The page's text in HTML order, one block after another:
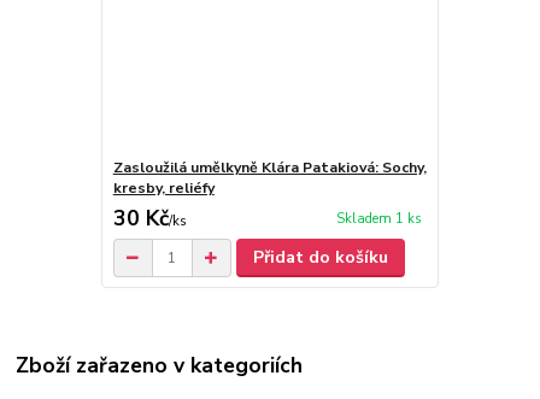
Zasloužilá umělkyně Klára Patakiová: Sochy,
kresby, reliéfy
30 Kč/ks Skladem 1 ks
Přidat do košíku
Zboží zařazeno v kategoriích